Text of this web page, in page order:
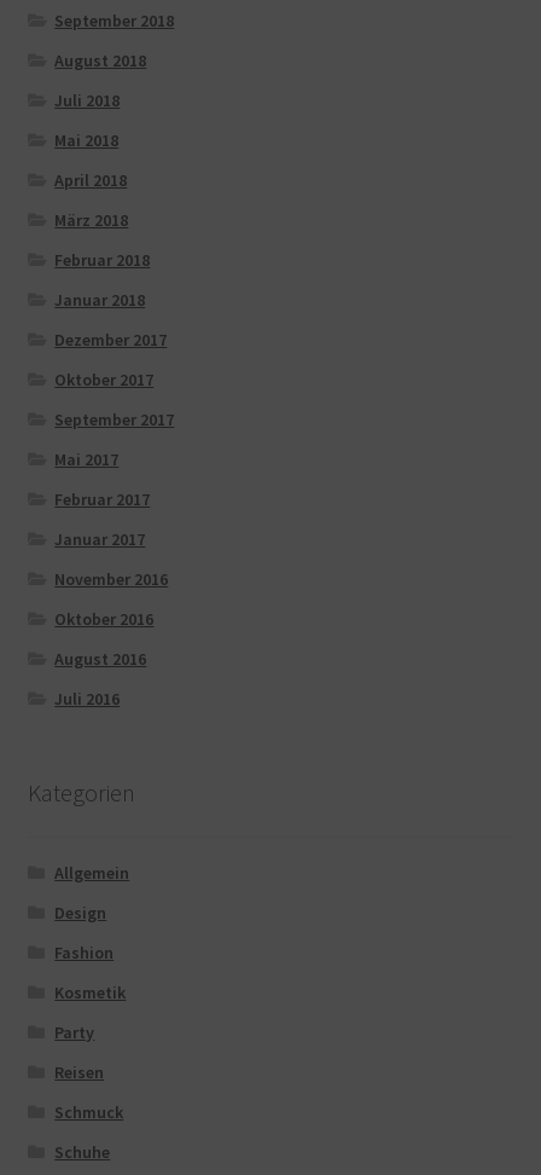
September 2018
August 2018
Juli 2018
Mai 2018
April 2018
März 2018
Februar 2018
Januar 2018
Dezember 2017
Oktober 2017
September 2017
Mai 2017
Februar 2017
Januar 2017
November 2016
Oktober 2016
August 2016
Juli 2016
Kategorien
Allgemein
Design
Fashion
Kosmetik
Party
Reisen
Schmuck
Schuhe